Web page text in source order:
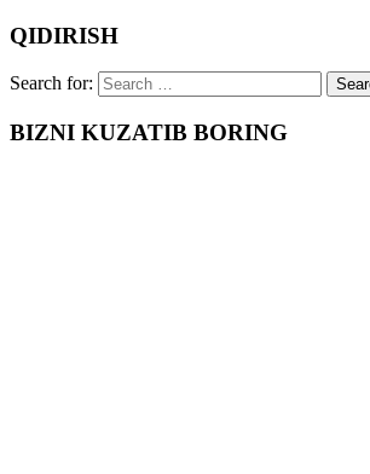
QIDIRISH
Search for:
BIZNI KUZATIB BORING